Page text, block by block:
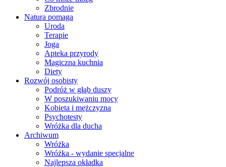
Zbrodnie
Natura pomaga
Uroda
Terapie
Joga
Apteka przyrody
Magiczna kuchnia
Diety
Rozwój osobisty
Podróż w głąb duszy
W poszukiwaniu mocy
Kobieta i mężczyzna
Psychotesty
Wróżka dla ducha
Archiwum
Wróżka
Wróżka - wydanie specjalne
Najlepsza okładka